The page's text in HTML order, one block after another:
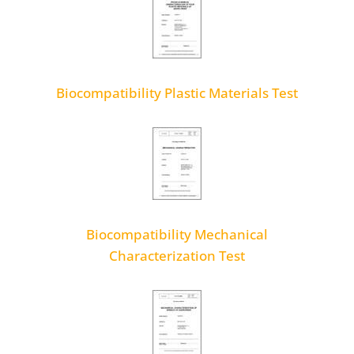
Biocompatibility Plastic Materials Test
Biocompatibility Mechanical
Characterization Test